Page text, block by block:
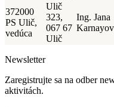
372000
PS Ulič,
vedúca
Ulič
323,
067 67
Ulič
Ing. Jana
Newsletter
Zaregistrujte sa na odber
aktivitách.